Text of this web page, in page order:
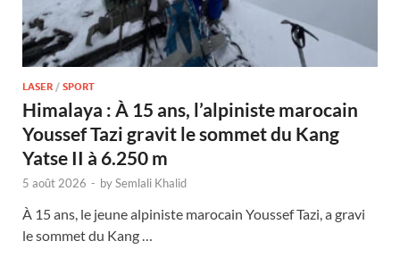
LASER / SPORT
Himalaya : À 15 ans, l’alpiniste marocain
Youssef Tazi gravit le sommet du Kang
Yatse II à 6.250 m
5 août 2026 - bySemlali Khalid
À 15 ans, le jeune alpiniste marocain Youssef Tazi, a gravi
le sommet du Kang …